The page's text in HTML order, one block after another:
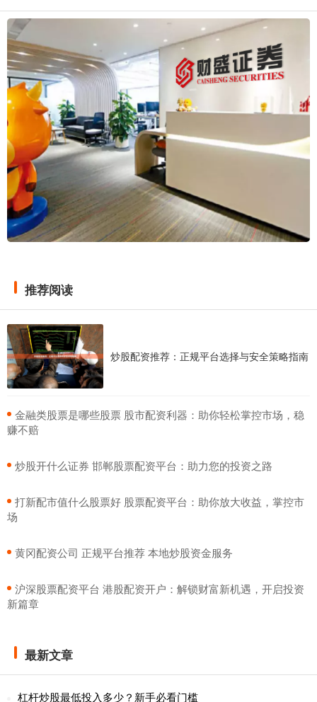
推荐阅读
炒股配资推荐：正规平台选择与安全策略指南
​金融类股票是哪些股票 股市配资利器：助你轻松掌控市场，稳
赚不赔
​炒股开什么证券 邯郸股票配资平台：助力您的投资之路
​打新配市值什么股票好 股票配资平台：助你放大收益，掌控市
场
​黄冈配资公司 正规平台推荐 本地炒股资金服务
​沪深股票配资平台 港股配资开户：解锁财富新机遇，开启投资
新篇章
最新文章
杠杆炒股最低投入多少？新手必看门槛